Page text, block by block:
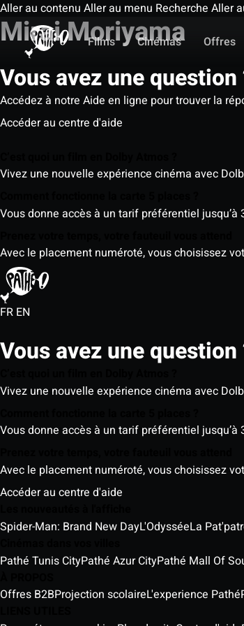
Aller au contenu Aller au menu Recherche Aller
Films
Cinémas Offres
Mirai Moriyama
Vous avez une question
Accédez à notre Aide en ligne pour trouver la
Accéder au centre d'aide
Vivez une nouvelle expérience cinéma avec
Vous donne accès à un tarif préférentiel
Avec le placement numéroté, vous choisissez
FR EN
Vous avez une question
Vivez une nouvelle expérience cinéma avec
Vous donne accès à un tarif préférentiel
Avec le placement numéroté, vous choisissez
Accéder au centre d'aide
Spider-Man: Brand New DayL'OdysséeLa
Pathé Tunis CityPathé Azur CityPathé Mall Of
Offres B2BProjection scolaireL'experience Pathé